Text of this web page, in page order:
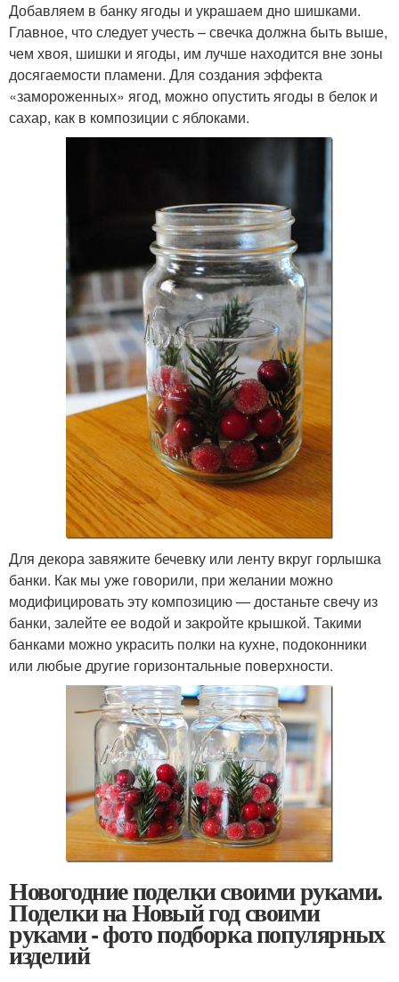
Добавляем в банку ягоды и украшаем дно шишками.
Главное, что следует учесть – свечка должна быть выше,
чем хвоя, шишки и ягоды, им лучше находится вне зоны
досягаемости пламени. Для создания эффекта
«замороженных» ягод, можно опустить ягоды в белок и
сахар, как в композиции с яблоками.
Для декора завяжите бечевку или ленту вкруг горлышка
банки. Как мы уже говорили, при желании можно
модифицировать эту композицию — достаньте свечу из
банки, залейте ее водой и закройте крышкой. Такими
банками можно украсить полки на кухне, подоконники
или любые другие горизонтальные поверхности.
Новогодние поделки своими руками.
Поделки на Новый год своими
руками - фото подборка популярных
изделий